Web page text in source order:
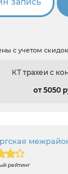
с учетом
КТ трахеи с
от 5050
рейтинг